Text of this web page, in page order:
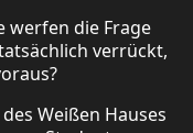
werfen die Frage
verrückt,
Weißen Hauses